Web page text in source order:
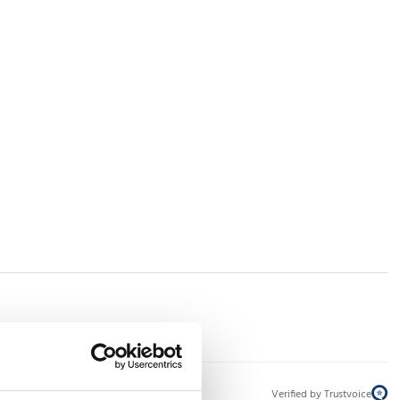
Verified by Trustvoice